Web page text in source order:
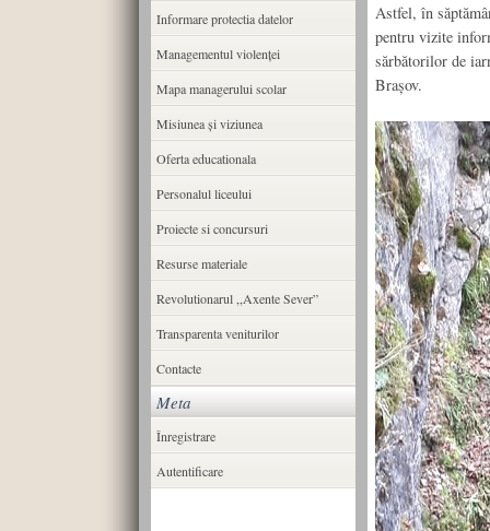
Astfel, în
pentru vizite
sărbătorilor de
Brașov.
Informare protectia datelor
Managementul violenței
Mapa managerului scolar
Misiunea şi viziunea
Oferta educationala
Personalul liceului
Proiecte si concursuri
Resurse materiale
Revolutionarul ,,Axente Sever”
Transparenta veniturilor
Contacte
Meta
Înregistrare
Autentificare